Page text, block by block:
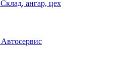
Склад, ангар, цех
Автосервис